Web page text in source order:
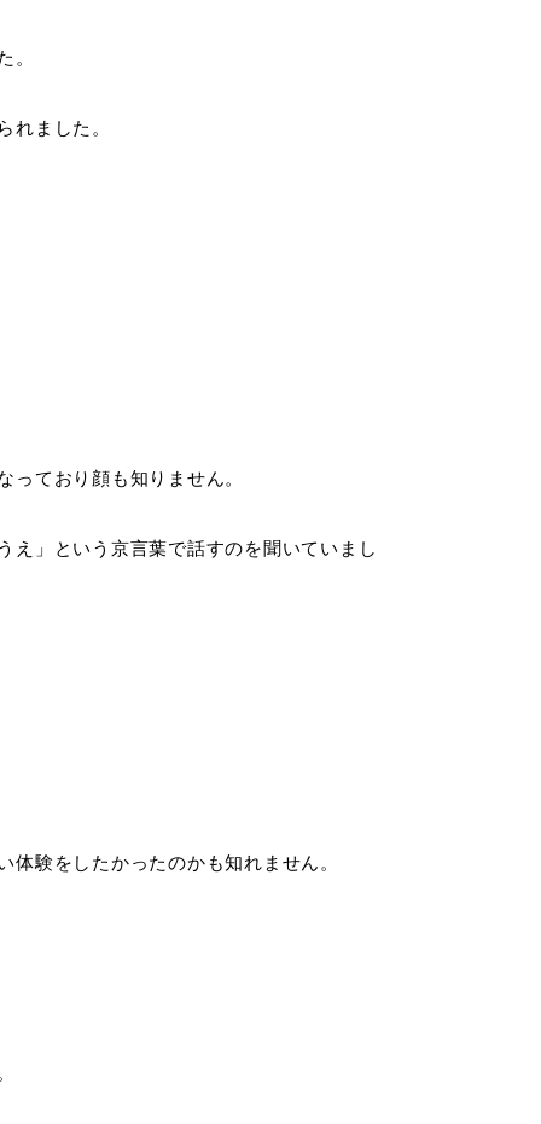
。
れました。
ており顔も知りません。
え」という京言葉で話すのを聞いていまし
験をしたかったのかも知れません。